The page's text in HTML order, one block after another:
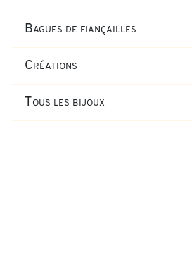
Bagues de fiançailles
Créations
Tous les bijoux